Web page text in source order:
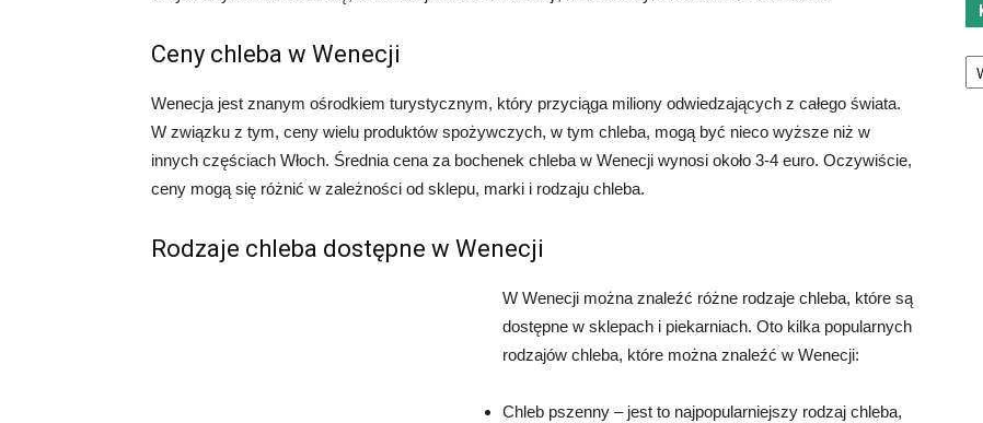
Ceny chleba w Wenecji
Wenecja jest znanym ośrodkiem turystycznym, który przyciąga miliony odwiedzających z całego świata.
W związku z tym, ceny wielu produktów spożywczych, w tym chleba, mogą być nieco wyższe niż w
innych częściach Włoch. Średnia cena za bochenek chleba w Wenecji wynosi około 3-4 euro. Oczywiście,
ceny mogą się różnić w zależności od sklepu, marki i rodzaju chleba.
Rodzaje chleba dostępne w Wenecji
W Wenecji można znaleźć różne rodzaje chleba, które są
dostępne w sklepach i piekarniach. Oto kilka popularnych
rodzajów chleba, które można znaleźć w Wenecji:
Chleb pszenny – jest to najpopularniejszy rodzaj chleba,